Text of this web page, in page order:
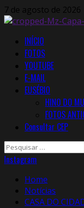
Skip
to
7 de agosto de 2026
Primary
Menu
INÍCIO
FOTOS
YOUTUBE
E-MAIL
EUSÉBIO
HINO DO
FOTOS
Consultar CEP
Pesquisar
por:
Instagram
Home
Notícias
CASA DO